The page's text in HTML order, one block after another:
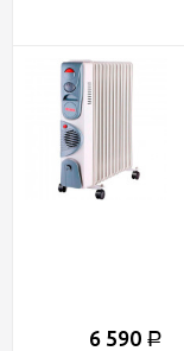
6 590 Р